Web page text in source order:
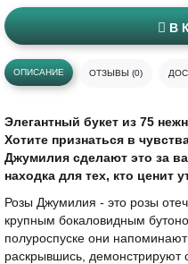
В
ОПИСАНИЕ ОТЗЫВЫ (0)
Элегантный букет из 75
Хотите признаться в
Джумилия сделают это за
находка для тех, кто ценит
Розы Джумилия - это розы
крупным бокаловидным
полуроспуске они
раскрывшись, демонстрируют